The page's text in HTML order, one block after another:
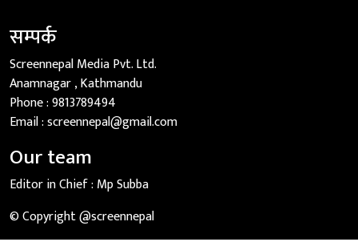
सम्पर्क
Screennepal Media Pvt. Ltd.
Anamnagar , Kathmandu
Phone :9813789494
Email :screennepal@gmail.com
Our team
Editor in Chief : Mp Subba
© Copyright @screennepal